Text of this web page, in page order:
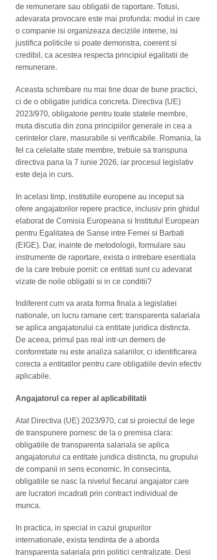
de remunerare sau obligatii de raportare. Totusi,
adevarata provocare este mai profunda: modul in care
o companie isi organizeaza deciziile interne, isi
justifica politicile si poate demonstra, coerent si
credibil, ca acestea respecta principiul egalitatii de
remunerare.
Aceasta schimbare nu mai tine doar de bune practici,
ci de o obligatie juridica concreta. Directiva (UE)
2023/970, obligatorie pentru toate statele membre,
muta discutia din zona principiilor generale in cea a
cerintelor clare, masurabile si verificabile. Romania, la
fel ca celelalte state membre, trebuie sa transpuna
directiva pana la 7 iunie 2026, iar procesul legislativ
este deja in curs.
In acelasi timp, institutiile europene au inceput sa
ofere angajatorilor repere practice, inclusiv prin ghidul
elaborat de Comisia Europeana si Institutul European
pentru Egalitatea de Sanse intre Femei si Barbati
(EIGE). Dar, inainte de metodologii, formulare sau
instrumente de raportare, exista o intrebare esentiala
de la care trebuie pornit: ce entitati sunt cu adevarat
vizate de noile obligatii si in ce conditii?
Indiferent cum va arata forma finala a legislatiei
nationale, un lucru ramane cert: transparenta salariala
se aplica angajatorului ca entitate juridica distincta.
De aceea, primul pas real intr-un demers de
conformitate nu este analiza salariilor, ci identificarea
corecta a entitatilor pentru care obligatiile devin efectiv
aplicabile.
Angajatorul ca reper al aplicabilitatii
Atat Directiva (UE) 2023/970, cat si proiectul de lege
de transpunere pornesc de la o premisa clara:
obligatiile de transparenta salariala se aplica
angajatorului ca entitate juridica distincta, nu grupului
de companii in sens economic. In consecinta,
obligatiile se nasc la nivelul fiecarui angajator care
are lucratori incadrati prin contract individual de
munca.
In practica, in special in cazul grupurilor
internationale, exista tendinta de a aborda
transparenta salariala prin politici centralizate. Desi